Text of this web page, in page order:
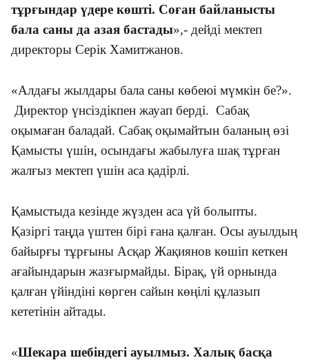
тұрғындар үдере көшті. Соған байланысты
бала саны да азая бастады»,- дейді мектеп
директоры Серік Хамитжанов.
«Алдағы жылдары бала саны көбеюі мүмкін бе?».
Директор үнсіздікпен жауап берді. Сабақ
оқымаған баладай. Сабақ оқымайтын баланың өзі
Қамысты үшін, осындағы жабылуға шақ тұрған
жалғыз мектеп үшін аса қадірлі.
Қамыстыда кезінде жүзден аса үй болыпты.
Қазіргі таңда үштен бірі ғана қалған. Осы ауылдың
байырғы тұрғыны Асқар Жақиянов көшіп кеткен
ағайындарын жазғырмайды. Бірақ, үй орнында
қалған үйіндіні көрген сайын көңілі құлазып
кететінін айтады.
«Шекара шебіндегі ауылмыз. Халық басқа